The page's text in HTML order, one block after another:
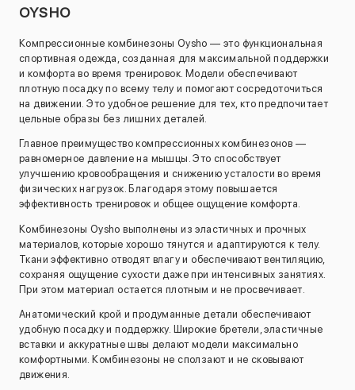
OYSHO
Компрессионные комбинезоны Oysho — это функциональная
спортивная одежда, созданная для максимальной поддержки
и комфорта во время тренировок. Модели обеспечивают
плотную посадку по всему телу и помогают сосредоточиться
на движении. Это удобное решение для тех, кто предпочитает
цельные образы без лишних деталей.
Главное преимущество компрессионных комбинезонов —
равномерное давление на мышцы. Это способствует
улучшению кровообращения и снижению усталости во время
физических нагрузок. Благодаря этому повышается
эффективность тренировок и общее ощущение комфорта.
Комбинезоны Oysho выполнены из эластичных и прочных
материалов, которые хорошо тянутся и адаптируются к телу.
Ткани эффективно отводят влагу и обеспечивают вентиляцию,
сохраняя ощущение сухости даже при интенсивных занятиях.
При этом материал остается плотным и не просвечивает.
Анатомический крой и продуманные детали обеспечивают
удобную посадку и поддержку. Широкие бретели, эластичные
вставки и аккуратные швы делают модели максимально
комфортными. Комбинезоны не сползают и не сковывают
движения.